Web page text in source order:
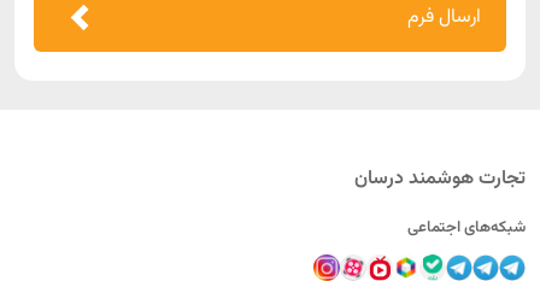
ارسال فرم
تجارت هوشمند درسان
شبکه‌های اجتماعی